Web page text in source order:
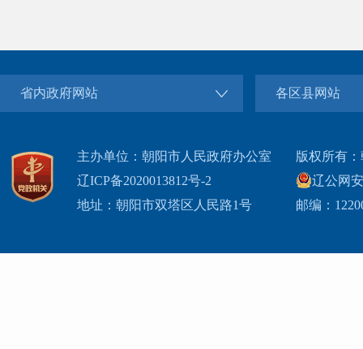
省内政府网站 各区县网站
主办单位：朝阳市人民政府办公室
辽ICP备2020013812号-2
地址：朝阳市双塔区人民路1号
版权所有
辽公网
邮编：